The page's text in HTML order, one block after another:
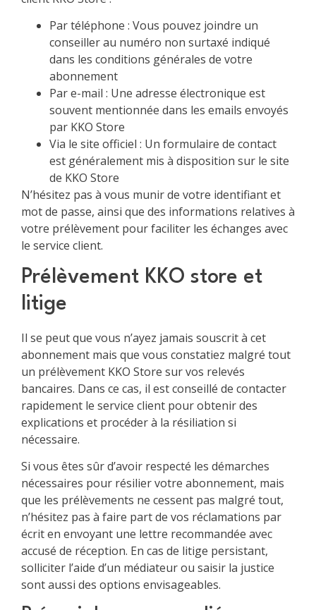
Par téléphone : Vous pouvez joindre un
conseiller au numéro non surtaxé indiqué
dans les conditions générales de votre
abonnement
Par e-mail : Une adresse électronique est
souvent mentionnée dans les emails envoyés
par KKO Store
Via le site officiel : Un formulaire de contact
est généralement mis à disposition sur le site
de KKO Store
N’hésitez pas à vous munir de votre identifiant et
mot de passe, ainsi que des informations relatives à
votre prélèvement pour faciliter les échanges avec
le service client.
Prélèvement KKO store et
litige
Il se peut que vous n’ayez jamais souscrit à cet
abonnement mais que vous constatiez malgré tout
un prélèvement KKO Store sur vos relevés
bancaires. Dans ce cas, il est conseillé de contacter
rapidement le service client pour obtenir des
explications et procéder à la résiliation si
nécessaire.
Si vous êtes sûr d’avoir respecté les démarches
nécessaires pour résilier votre abonnement, mais
que les prélèvements ne cessent pas malgré tout,
n’hésitez pas à faire part de vos réclamations par
écrit en envoyant une lettre recommandée avec
accusé de réception. En cas de litige persistant,
solliciter l’aide d’un médiateur ou saisir la justice
sont aussi des options envisageables.